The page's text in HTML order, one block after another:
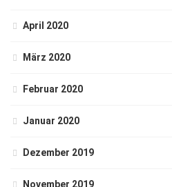
April 2020
März 2020
Februar 2020
Januar 2020
Dezember 2019
November 2019